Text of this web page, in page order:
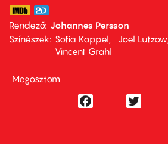
Rendező Johannes Persson
Színészek
Sofia Kappel Joel Lutzow
Vincent Grahl
Megosztom
Facebook